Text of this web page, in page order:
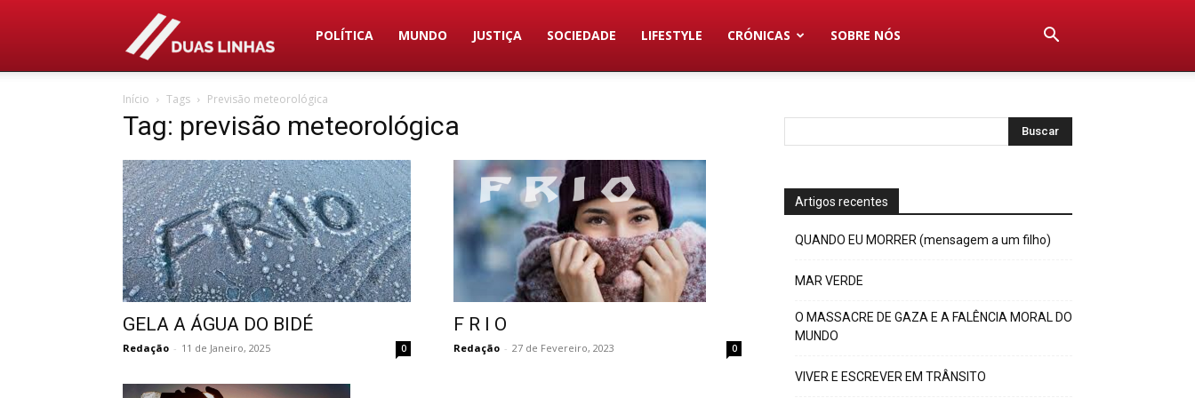
Duas
Linhas
POLÍTICA MUNDO JUSTIÇA SOCIEDADE LIFESTYLE CRÓNICAS SOBRE NÓS
Início Tags Previsão meteorológica
Tag: previsão meteorológica
GELA A ÁGUA DO BIDÉ
Redação - 11 de Janeiro, 2025 0
F R I O
Redação - 27 de Fevereiro, 2023 0
Artigos recentes
QUANDO EU MORRER (mensagem a um filho)
MAR VERDE
O MASSACRE DE GAZA E A FALÊNCIA MORAL DO
MUNDO
VIVER E ESCREVER EM TRÂNSITO